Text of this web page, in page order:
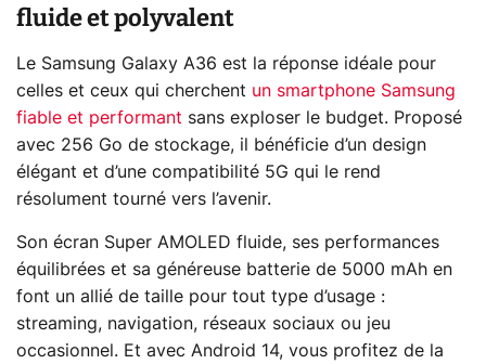
fluide et polyvalent
Le Samsung Galaxy A36 est la réponse idéale pour
celles et ceux qui cherchent un smartphone Samsung
fiable et performant sans exploser le budget. Proposé
avec 256 Go de stockage, il bénéficie d’un design
élégant et d’une compatibilité 5G qui le rend
résolument tourné vers l’avenir.
Son écran Super AMOLED fluide, ses performances
équilibrées et sa généreuse batterie de 5000 mAh en
font un allié de taille pour tout type d’usage :
streaming, navigation, réseaux sociaux ou jeu
occasionnel. Et avec Android 14, vous profitez de la